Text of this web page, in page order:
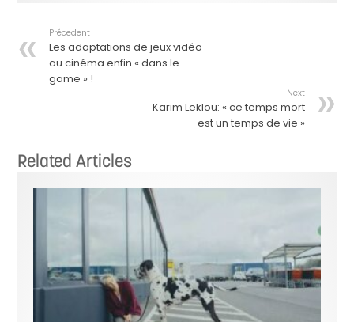
Précedent
Les adaptations de jeux vidéo
au cinéma enfin « dans le
game » !
Next
Karim Leklou: « ce temps mort
est un temps de vie »
Related Articles